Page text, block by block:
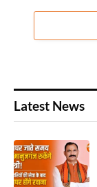
Latest News